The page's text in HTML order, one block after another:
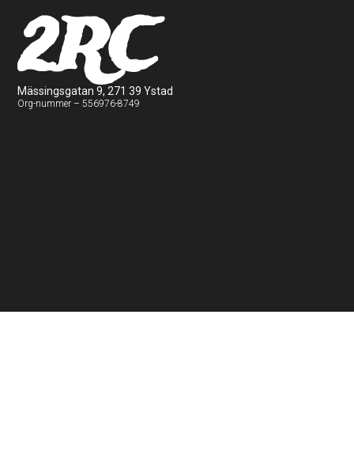
2RC
Mässingsgatan 9, 271 39 Ystad
Org-nummer – 556976-8749